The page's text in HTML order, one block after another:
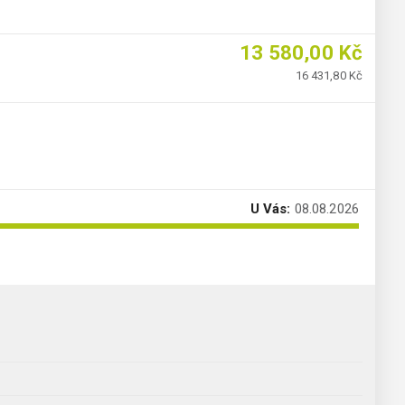
13 580,00 Kč
16 431,80 Kč
U Vás: 08.08.2026